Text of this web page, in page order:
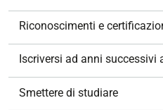
Riconoscimenti e
Iscriversi ad anni successivi
Smettere di studiare